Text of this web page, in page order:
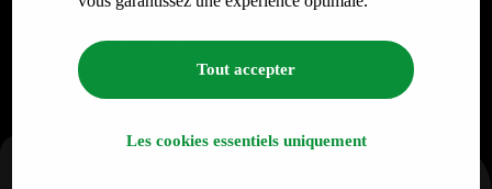
Tout accepter
Les cookies essentiels uniquement
Politique de confidentialité